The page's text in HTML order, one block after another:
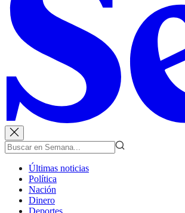
Últimas noticias
Política
Nación
Dinero